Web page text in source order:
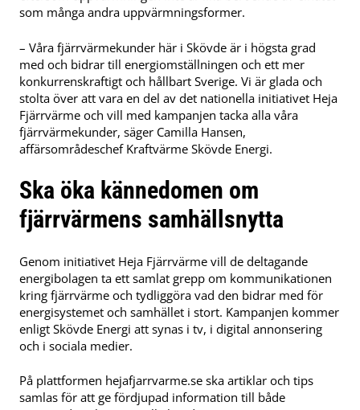
som många andra uppvärmningsformer.
– Våra fjärrvärmekunder här i Skövde är i högsta grad
med och bidrar till energiomställningen och ett mer
konkurrenskraftigt och hållbart Sverige. Vi är glada och
stolta över att vara en del av det nationella initiativet Heja
Fjärrvärme och vill med kampanjen tacka alla våra
fjärrvärmekunder, säger Camilla Hansen,
affärsområdeschef Kraftvärme Skövde Energi.
Ska öka kännedomen om
fjärrvärmens samhällsnytta
Genom initiativet Heja Fjärrvärme vill de deltagande
energibolagen ta ett samlat grepp om kommunikationen
kring fjärrvärme och tydliggöra vad den bidrar med för
energisystemet och samhället i stort. Kampanjen kommer
enligt Skövde Energi att synas i tv, i digital annonsering
och i sociala medier.
På plattformen hejafjarrvarme.se ska artiklar och tips
samlas för att ge fördjupad information till både